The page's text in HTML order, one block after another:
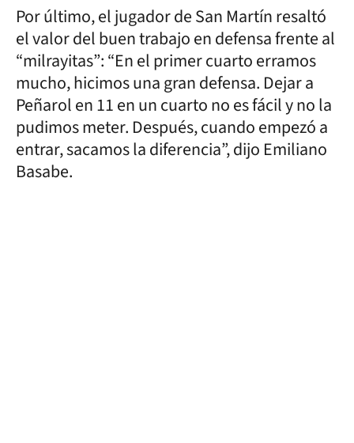
Por último, el jugador de San Martín resaltó
el valor del buen trabajo en defensa frente al
“milrayitas”: “En el primer cuarto erramos
mucho, hicimos una gran defensa. Dejar a
Peñarol en 11 en un cuarto no es fácil y no la
pudimos meter. Después, cuando empezó a
entrar, sacamos la diferencia”, dijo Emiliano
Basabe.